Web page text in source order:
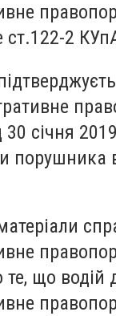
ст.122-2
січня
порушника
те, що водій